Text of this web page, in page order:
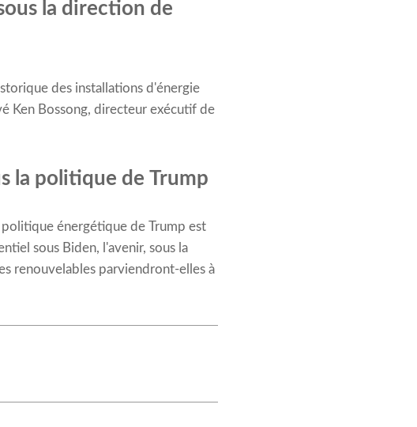
la direction de
des installations d'énergie
Ken Bossong, directeur exécutif de
la politique de Trump
énergétique de Trump est
sous Biden, l'avenir, sous la
renouvelables parviendront-elles à